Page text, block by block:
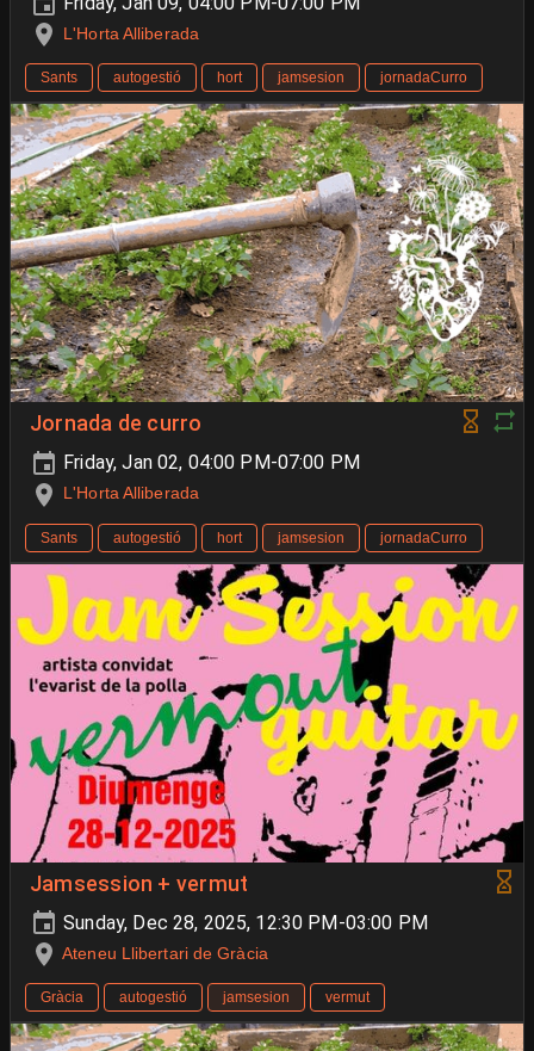
L'Horta Alliberada
Sants autogestió hort jamsesion jornadaCurro
Jornada de curro
Friday, Jan 02, 04:00 PM-07:00 PM
L'Horta Alliberada
Sants autogestió hort jamsesion jornadaCurro
Jamsession + vermut
Sunday, Dec 28, 2025, 12:30 PM-03:00 PM
Ateneu Llibertari de Gràcia
Gràcia autogestió jamsesion vermut